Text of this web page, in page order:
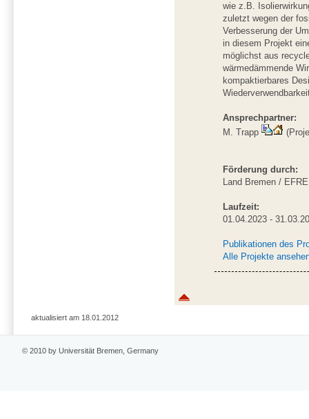
wie z.B.
zuletzt wegen der
Verbesserung der
in diesem Projekt
möglichst aus
wärmedämmende
kompaktierbares
Ansprechpartner:
M. Trapp
Förderung durch:
Land Bremen /
Laufzeit:
01.04.2023 -
Publikationen des
Alle Projekte
aktualisiert am 18.01.2012
© 2010 by Universität Bremen, Germany